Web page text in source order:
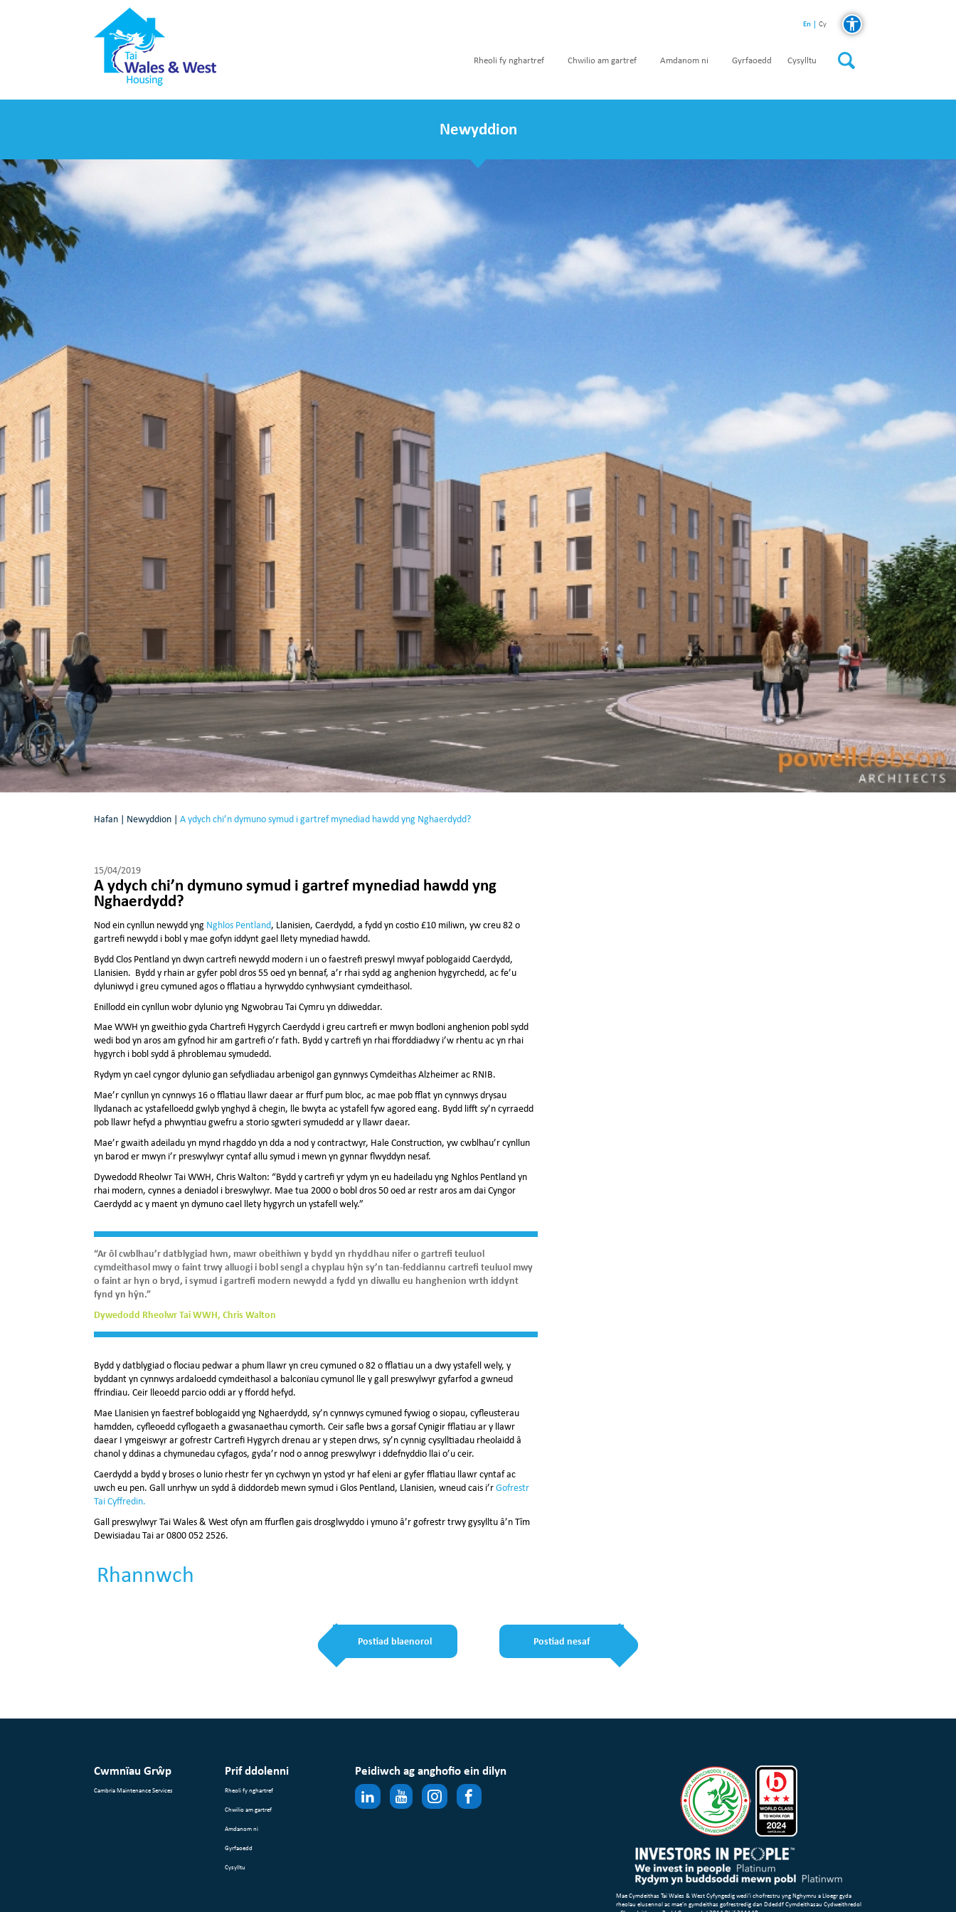
En Cy
Rheoli fy nghartref Chwilio am gartref Amdanom ni Gyrfaoedd Cysylltu
Newyddion
Hafan | Newyddion | A ydych chi’n dymuno symud i gartref mynediad hawdd yng Nghaerdydd?
15/04/2019
A ydych chi’n dymuno symud i gartref mynediad hawdd yng
Nghaerdydd?
Nod ein cynllun newydd yng Nghlos Pentland, Llanisien, Caerdydd, a fydd yn costio £10 miliwn, yw creu 82 o
gartrefi newydd i bobl y mae gofyn iddynt gael llety mynediad hawdd.
Bydd Clos Pentland yn dwyn cartrefi newydd modern i un o faestrefi preswyl mwyaf poblogaidd Caerdydd,
Llanisien. Bydd y rhain ar gyfer pobl dros 55 oed yn bennaf, a’r rhai sydd ag anghenion hygyrchedd, ac fe’u
dyluniwyd i greu cymuned agos o fflatiau a hyrwyddo cynhwysiant cymdeithasol.
Enillodd ein cynllun wobr dylunio yng Ngwobrau Tai Cymru yn ddiweddar.
Mae WWH yn gweithio gyda Chartrefi Hygyrch Caerdydd i greu cartrefi er mwyn bodloni anghenion pobl sydd
wedi bod yn aros am gyfnod hir am gartrefi o’r fath. Bydd y cartrefi yn rhai fforddiadwy i’w rhentu ac yn rhai
hygyrch i bobl sydd â phroblemau symudedd.
Rydym yn cael cyngor dylunio gan sefydliadau arbenigol gan gynnwys Cymdeithas Alzheimer ac RNIB.
Mae’r cynllun yn cynnwys 16 o fflatiau llawr daear ar ffurf pum bloc, ac mae pob fflat yn cynnwys drysau
llydanach ac ystafelloedd gwlyb ynghyd â chegin, lle bwyta ac ystafell fyw agored eang. Bydd lifft sy’n cyrraedd
pob llawr hefyd a phwyntiau gwefru a storio sgwteri symudedd ar y llawr daear.
Mae’r gwaith adeiladu yn mynd rhagddo yn dda a nod y contractwyr, Hale Construction, yw cwblhau’r cynllun
yn barod er mwyn i’r preswylwyr cyntaf allu symud i mewn yn gynnar flwyddyn nesaf.
Dywedodd Rheolwr Tai WWH, Chris Walton: “Bydd y cartrefi yr ydym yn eu hadeiladu yng Nghlos Pentland yn
rhai modern, cynnes a deniadol i breswylwyr. Mae tua 2000 o bobl dros 50 oed ar restr aros am dai Cyngor
Caerdydd ac y maent yn dymuno cael llety hygyrch un ystafell wely.”
“Ar ôl cwblhau’r datblygiad hwn, mawr obeithiwn y bydd yn rhyddhau nifer o gartrefi teuluol
cymdeithasol mwy o faint trwy alluogi i bobl sengl a chyplau hŷn sy’n tan-feddiannu cartrefi teuluol mwy
o faint ar hyn o bryd, i symud i gartrefi modern newydd a fydd yn diwallu eu hanghenion wrth iddynt
fynd yn hŷn.”
Dywedodd Rheolwr Tai WWH, Chris Walton
Bydd y datblygiad o flociau pedwar a phum llawr yn creu cymuned o 82 o fflatiau un a dwy ystafell wely, y
byddant yn cynnwys ardaloedd cymdeithasol a balconïau cymunol lle y gall preswylwyr gyfarfod a gwneud
ffrindiau. Ceir lleoedd parcio oddi ar y ffordd hefyd.
Mae Llanisien yn faestref boblogaidd yng Nghaerdydd, sy’n cynnwys cymuned fywiog o siopau, cyfleusterau
hamdden, cyfleoedd cyflogaeth a gwasanaethau cymorth. Ceir safle bws a gorsaf Cynigir fflatiau ar y llawr
daear I ymgeiswyr ar gofrestr Cartrefi Hygyrch drenau ar y stepen drws, sy’n cynnig cysylltiadau rheolaidd â
chanol y ddinas a chymunedau cyfagos, gyda’r nod o annog preswylwyr i ddefnyddio llai o’u ceir.
Caerdydd a bydd y broses o lunio rhestr fer yn cychwyn yn ystod yr haf eleni ar gyfer fflatiau llawr cyntaf ac
uwch eu pen. Gall unrhyw un sydd â diddordeb mewn symud i Glos Pentland, Llanisien, wneud cais i’rGofrestr
Tai Cyffredin.
Gall preswylwyr Tai Wales & West ofyn am ffurflen gais drosglwyddo i ymuno â’r gofrestr trwy gysylltu â’n Tîm
Dewisiadau Tai ar 0800 052 2526.
Rhannwch
Postiad blaenorol Postiad nesaf
Cwmnïau Grŵp
Cambria Maintenance Services
Prif ddolenni
Rheoli fy nghartref
Chwilio am gartref
Amdanom ni
Gyrfaoedd
Cysylltu
Peidiwch ag anghofio ein dilyn
Mae Cymdeithas Tai Wales & West Cyfyngedig wedi’i chofrestru yng Nghymru a Lloegr gyda
rheolau elusennol ac mae’n gymdeithas gofrestredig dan Ddeddf Cymdeithasau Cydweithredol